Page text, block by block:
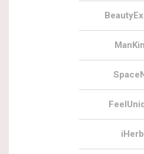
iHerb